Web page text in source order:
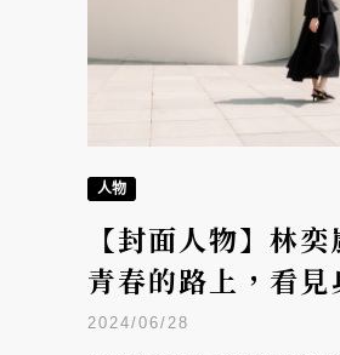
人物
【封面人物】林
青春的路上，看見
自己
2024/06/28